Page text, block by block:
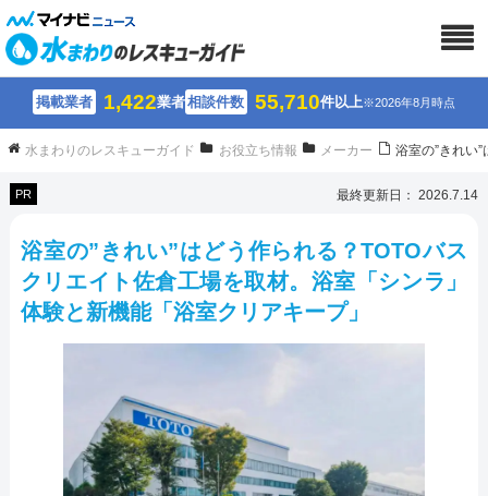
掲載業者 1,422業者相談件数 55,710件以上※2026年8月時点
水まわりのレスキューガイド お役立ち情報 メーカー 浴室の”きれい
PR 最終更新日： 2026.7.14
浴室の”きれい”はどう作られる？TOTOバス
クリエイト佐倉工場を取材。浴室「シンラ」
体験と新機能「浴室クリアキープ」